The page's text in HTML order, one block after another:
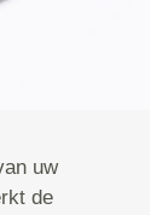
uw
de